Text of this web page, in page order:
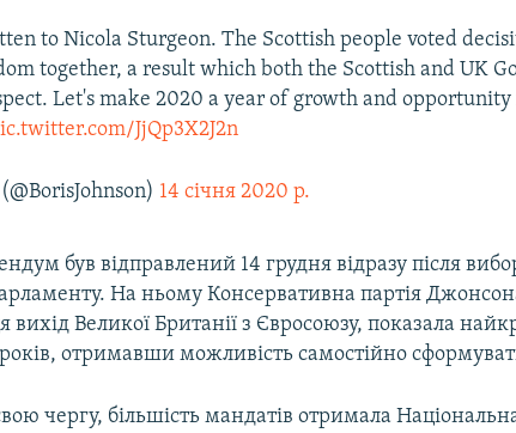
to Nicola Sturgeon. The Scottish people voted
together, a result which both the Scottish and UK
Let's make 2020 a year of growth and
JjQp3X2J2n
14 січня 2020 р.
був відправлений 14 грудня відразу після
На ньому Консервативна партія
вихід Великої Британії з Євросоюзу, показала
років, отримавши можливість самостійно
чергу, більшість мандатів отримала